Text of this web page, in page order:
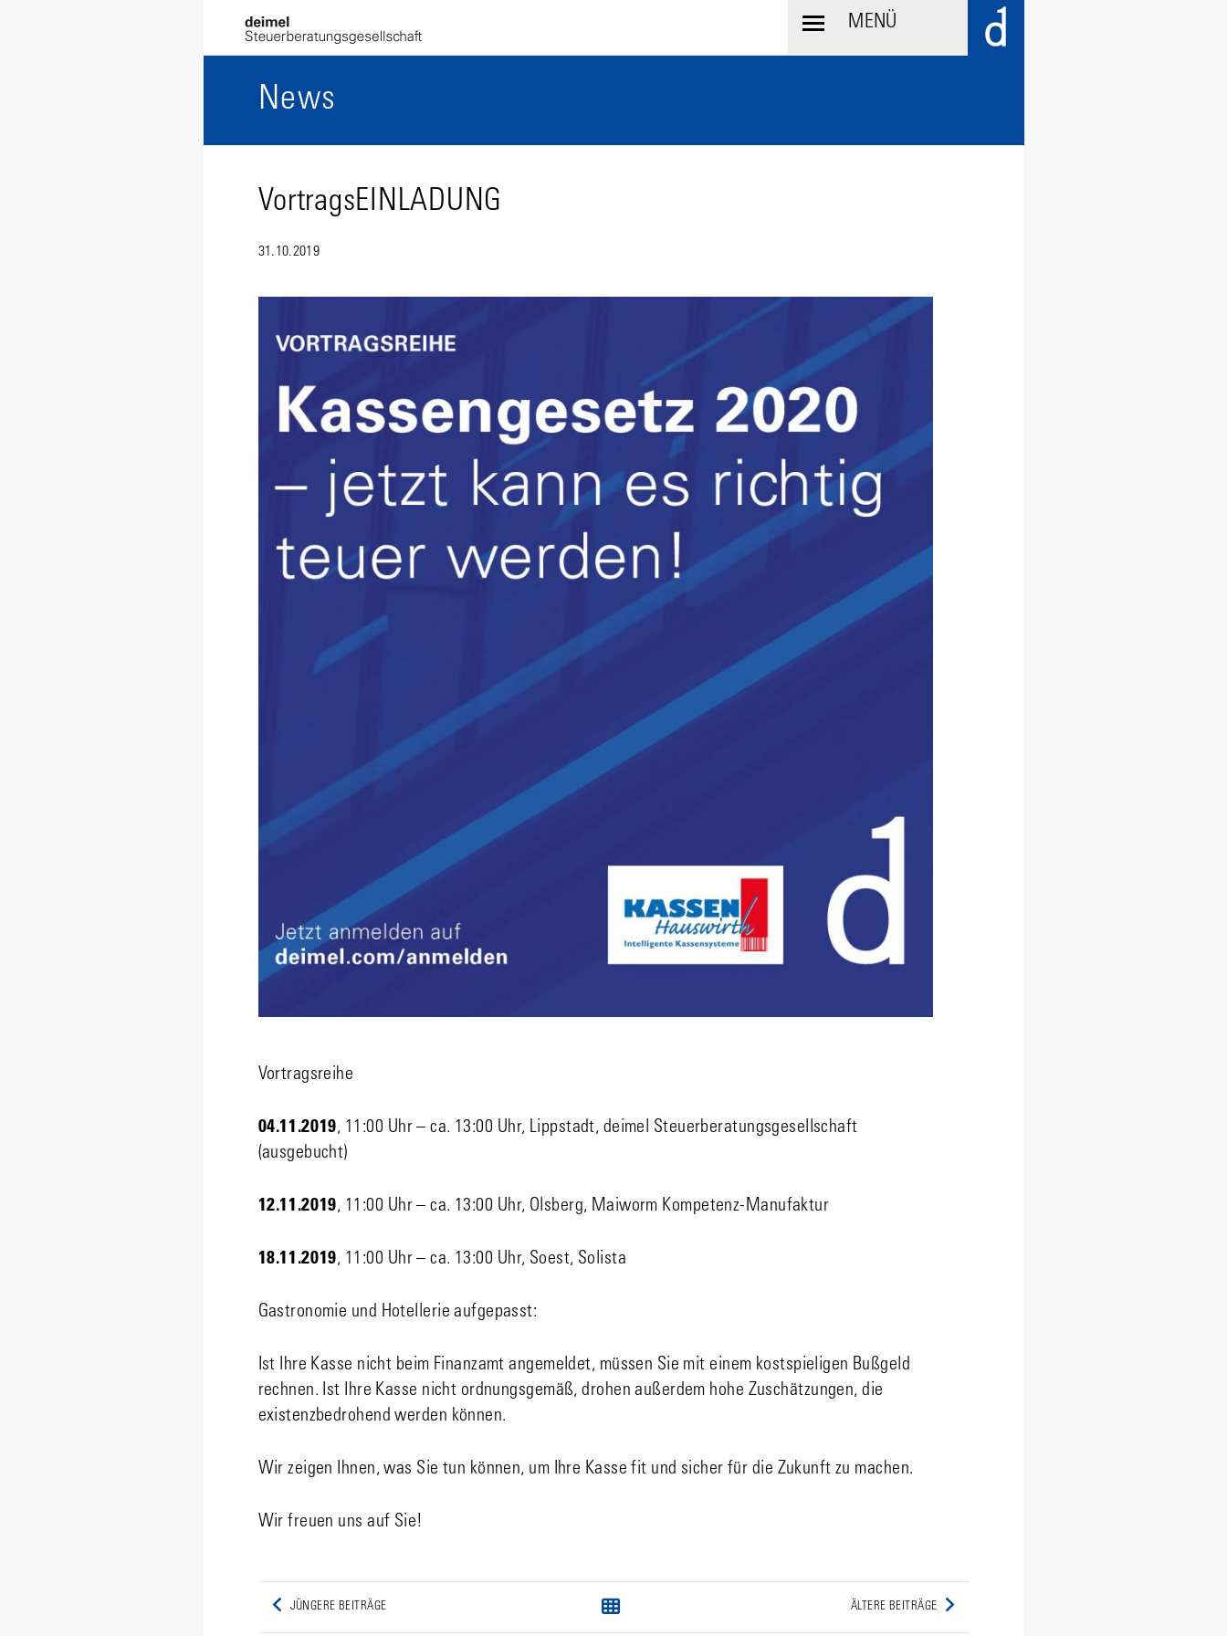
News
VortragsEINLADUNG
31.10.2019
Vortragsreihe
04.11.2019, 11:00 Uhr – ca. 13:00 Uhr, Lippstadt, deimel Steuerberatungsgesellschaft
(ausgebucht)
12.11.2019, 11:00 Uhr – ca. 13:00 Uhr, Olsberg, Maiworm Kompetenz-Manufaktur
18.11.2019, 11:00 Uhr – ca. 13:00 Uhr, Soest, Solista
Gastronomie und Hotellerie aufgepasst:
Ist Ihre Kasse nicht beim Finanzamt angemeldet, müssen Sie mit einem kostspieligen Bußgeld
rechnen. Ist Ihre Kasse nicht ordnungsgemäß, drohen außerdem hohe Zuschätzungen, die
existenzbedrohend werden können.
Wir zeigen Ihnen, was Sie tun können, um Ihre Kasse fit und sicher für die Zukunft zu machen.
Wir freuen uns auf Sie!
PostJÜNGERE BEITRÄGE ÄLTERE BEITRÄGE